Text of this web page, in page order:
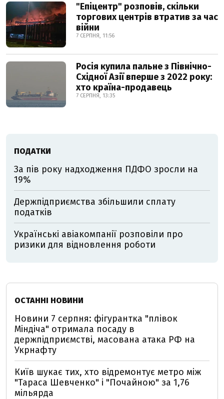
"Епіцентр" розповів, скільки
торгових центрів втратив за час
війни
7 СЕРПНЯ, 11:56
Росія купила пальне з Північно-
Східної Азії вперше з 2022 року:
хто країна-продавець
7 СЕРПНЯ, 13:35
ПОДАТКИ
За пів року надходження ПДФО зросли на
19%
Держпідприємства збільшили сплату
податків
Українські авіакомпанії розповіли про
ризики для відновлення роботи
ОСТАННІ НОВИНИ
Новини 7 серпня: фігурантка "плівок
Міндіча" отримала посаду в
держпідприємстві, масована атака РФ на
Укрнафту
Київ шукає тих, хто відремонтує метро між
"Тараса Шевченко" і "Почайною" за 1,76
мільярда